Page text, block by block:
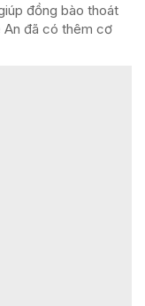
đồng bào thoát
An đã có thêm cơ